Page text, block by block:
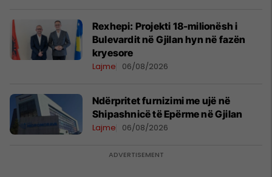
Rexhepi: Projekti 18-milionësh i
Bulevardit në Gjilan hyn në fazën
kryesore
Lajme 06/08/2026
Ndërpritet furnizimi me ujë në
Shipashnicë të Epërme në Gjilan
Lajme 06/08/2026